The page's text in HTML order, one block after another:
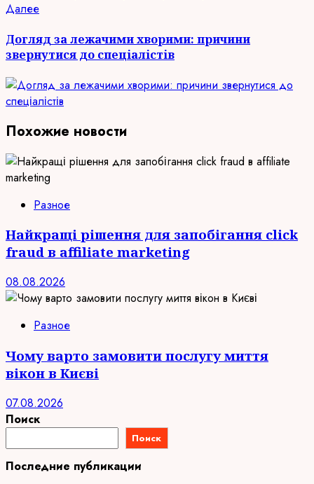
ДалееСледующая
Догляд за лежачими хворими: причини
звернутися до спеціалістів
Похожие новости
Разное
Найкращі рішення для запобігання click
fraud в affiliate marketing
08.08.2026
Разное
Чому варто замовити послугу миття
вікон в Києві
07.08.2026
Поиск
Поиск
Последние публикации